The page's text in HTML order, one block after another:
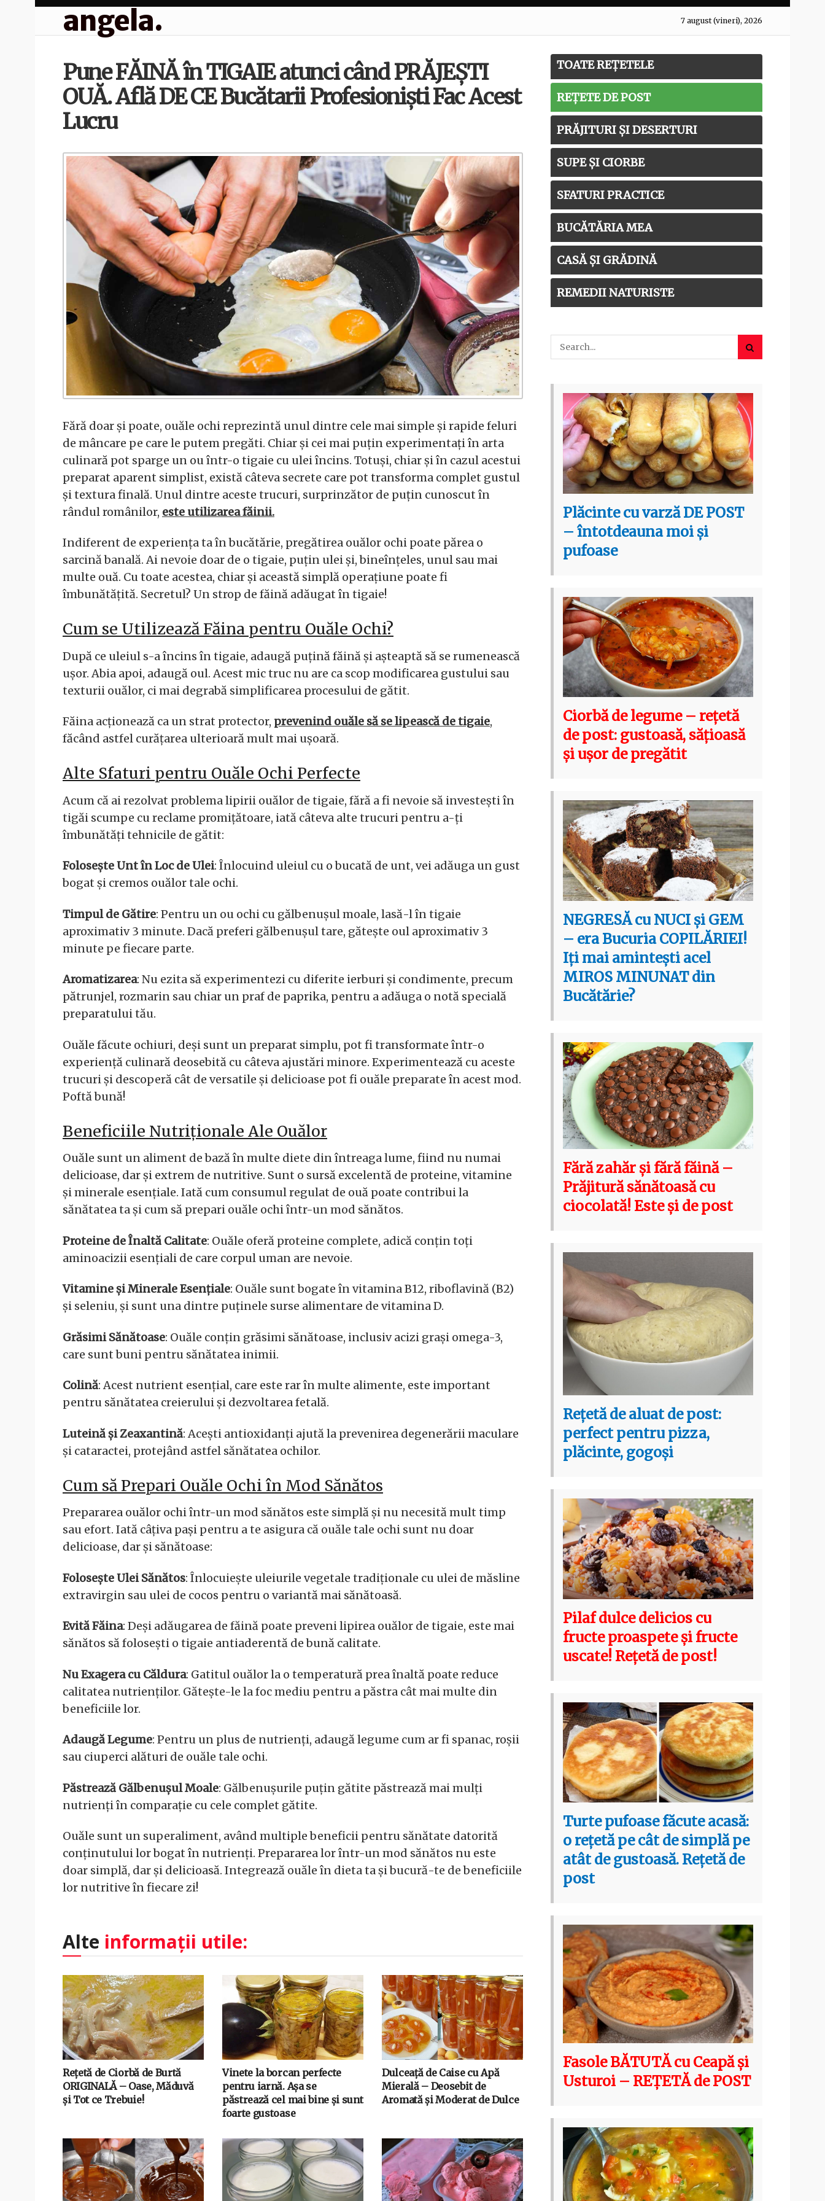
angela. 7 august (vineri), 2026
Pune FĂINĂ în TIGAIE atunci când PRĂJEȘTI
OUĂ. Află DE CE Bucătarii Profesioniști Fac Acest
Lucru
Fără doar și poate, ouăle ochi reprezintă unul dintre cele mai simple și rapide feluri
de mâncare pe care le putem pregăti. Chiar și cei mai puțin experimentați în arta
culinară pot sparge un ou într-o tigaie cu ulei încins. Totuși, chiar și în cazul acestui
preparat aparent simplist, există câteva secrete care pot transforma complet gustul
și textura finală. Unul dintre aceste trucuri, surprinzător de puțin cunoscut în
rândul românilor, este utilizarea făinii.
Indiferent de experiența ta în bucătărie, pregătirea ouălor ochi poate părea o
sarcină banală. Ai nevoie doar de o tigaie, puțin ulei și, bineînțeles, unul sau mai
multe ouă. Cu toate acestea, chiar și această simplă operațiune poate fi
îmbunătățită. Secretul? Un strop de făină adăugat în tigaie!
Cum se Utilizează Făina pentru Ouăle Ochi?
După ce uleiul s-a încins în tigaie, adaugă puțină făină și așteaptă să se rumenească
ușor. Abia apoi, adaugă oul. Acest mic truc nu are ca scop modificarea gustului sau
texturii ouălor, ci mai degrabă simplificarea procesului de gătit.
Făina acționează ca un strat protector, prevenind ouăle să se lipească de tigaie,
făcând astfel curățarea ulterioară mult mai ușoară.
Alte Sfaturi pentru Ouăle Ochi Perfecte
Acum că ai rezolvat problema lipirii ouălor de tigaie, fără a fi nevoie să investești în
tigăi scumpe cu reclame promițătoare, iată câteva alte trucuri pentru a-ți
îmbunătăți tehnicile de gătit:
Folosește Unt în Loc de Ulei: Înlocuind uleiul cu o bucată de unt, vei adăuga un gust
bogat și cremos ouălor tale ochi.
Timpul de Gătire: Pentru un ou ochi cu gălbenușul moale, lasă-l în tigaie
aproximativ 3 minute. Dacă preferi gălbenușul tare, gătește oul aproximativ 3
minute pe fiecare parte.
Aromatizarea: Nu ezita să experimentezi cu diferite ierburi și condimente, precum
pătrunjel, rozmarin sau chiar un praf de paprika, pentru a adăuga o notă specială
preparatului tău.
Ouăle făcute ochiuri, deși sunt un preparat simplu, pot fi transformate într-o
experiență culinară deosebită cu câteva ajustări minore. Experimentează cu aceste
trucuri și descoperă cât de versatile și delicioase pot fi ouăle preparate în acest mod.
Poftă bună!
Beneficiile Nutriționale Ale Ouălor
Ouăle sunt un aliment de bază în multe diete din întreaga lume, fiind nu numai
delicioase, dar și extrem de nutritive. Sunt o sursă excelentă de proteine, vitamine
și minerale esențiale. Iată cum consumul regulat de ouă poate contribui la
sănătatea ta și cum să prepari ouăle ochi într-un mod sănătos.
Proteine de Înaltă Calitate: Ouăle oferă proteine complete, adică conțin toți
aminoacizii esențiali de care corpul uman are nevoie.
Vitamine și Minerale Esențiale: Ouăle sunt bogate în vitamina B12, riboflavină (B2)
și seleniu, și sunt una dintre puținele surse alimentare de vitamina D.
Grăsimi Sănătoase: Ouăle conțin grăsimi sănătoase, inclusiv acizi grași omega-3,
care sunt buni pentru sănătatea inimii.
Colină: Acest nutrient esențial, care este rar în multe alimente, este important
pentru sănătatea creierului și dezvoltarea fetală.
Luteină și Zeaxantină: Acești antioxidanți ajută la prevenirea degenerării maculare
și cataractei, protejând astfel sănătatea ochilor.
Cum să Prepari Ouăle Ochi în Mod Sănătos
Prepararea ouălor ochi într-un mod sănătos este simplă și nu necesită mult timp
sau efort. Iată câțiva pași pentru a te asigura că ouăle tale ochi sunt nu doar
delicioase, dar și sănătoase:
Folosește Ulei Sănătos: Înlocuiește uleiurile vegetale tradiționale cu ulei de măsline
extravirgin sau ulei de cocos pentru o variantă mai sănătoasă.
Evită Făina: Deși adăugarea de făină poate preveni lipirea ouălor de tigaie, este mai
sănătos să folosești o tigaie antiaderentă de bună calitate.
Nu Exagera cu Căldura: Gatitul ouălor la o temperatură prea înaltă poate reduce
calitatea nutrienților. Gătește-le la foc mediu pentru a păstra cât mai multe din
beneficiile lor.
Adaugă Legume: Pentru un plus de nutrienți, adaugă legume cum ar fi spanac, roșii
sau ciuperci alături de ouăle tale ochi.
Păstrează Gălbenușul Moale: Gălbenușurile puțin gătite păstrează mai mulți
nutrienți în comparație cu cele complet gătite.
Ouăle sunt un superaliment, având multiple beneficii pentru sănătate datorită
conținutului lor bogat în nutrienți. Prepararea lor într-un mod sănătos nu este
doar simplă, dar și delicioasă. Integrează ouăle în dieta ta și bucură-te de beneficiile
lor nutritive în fiecare zi!
Alte informații utile:
Rețetă de Ciorbă de Burtă
ORIGINALĂ – Oase, Măduvă
și Tot ce Trebuie!
Vinete la borcan perfecte
pentru iarnă. Așa se
păstrează cel mai bine și sunt
foarte gustoase
Dulceață de Caise cu Apă
Mierală – Deosebit de
Aromată și Moderat de Dulce
TOATE REȚETELE
REȚETE DE POST
PRĂJITURI ȘI DESERTURI
SUPE ȘI CIORBE
SFATURI PRACTICE
BUCĂTĂRIA MEA
CASĂ ȘI GRĂDINĂ
REMEDII NATURISTE
Plăcinte cu varză DE POST
– întotdeauna moi și
pufoase
Ciorbă de legume – rețetă
de post: gustoasă, sățioasă
și ușor de pregătit
NEGRESĂ cu NUCI și GEM
– era Bucuria COPILĂRIEI!
Iți mai amintești acel
MIROS MINUNAT din
Bucătărie?
Fără zahăr și fără făină –
Prăjitură sănătoasă cu
ciocolată! Este și de post
Rețetă de aluat de post:
perfect pentru pizza,
plăcinte, gogoși
Pilaf dulce delicios cu
fructe proaspete și fructe
uscate! Rețetă de post!
Turte pufoase făcute acasă:
o rețetă pe cât de simplă pe
atât de gustoasă. Rețetă de
post
Fasole BĂTUTĂ cu Ceapă și
Usturoi – REȚETĂ de POST